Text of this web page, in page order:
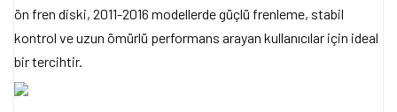
ön fren diski, 2011-2016 modellerde güçlü frenleme, stabil
kontrol ve uzun ömürlü performans arayan kullanıcılar için ideal
bir tercihtir.